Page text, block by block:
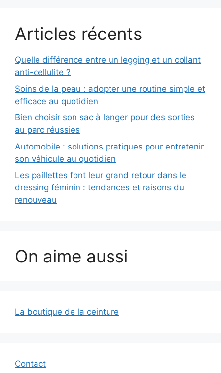
Articles récents
Quelle différence entre un legging et un collant
anti-cellulite ?
Soins de la peau : adopter une routine simple et
efficace au quotidien
Bien choisir son sac à langer pour des sorties
au parc réussies
Automobile : solutions pratiques pour entretenir
son véhicule au quotidien
Les paillettes font leur grand retour dans le
dressing féminin : tendances et raisons du
renouveau
On aime aussi
La boutique de la ceinture
Contact